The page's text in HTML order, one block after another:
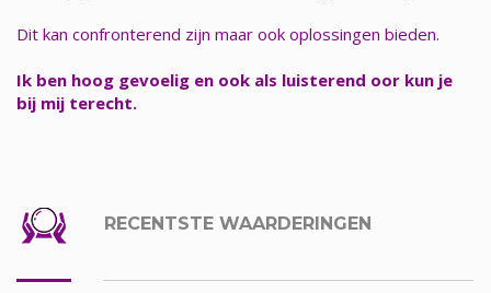
Dit kan confronterend zijn maar ook oplossingen bieden.
Ik ben hoog gevoelig en ook als luisterend oor kun je
bij mij terecht.
RECENTSTE WAARDERINGEN